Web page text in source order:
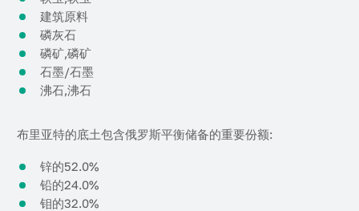
建筑原料
磷灰石
磷矿,磷矿
石墨/石墨
沸石,沸石
布里亚特的底土包含俄罗斯平衡储备的重要份额:
锌的52.0%
铅的24.0%
钼的32.0%